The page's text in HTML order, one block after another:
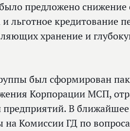
предложено
льготное кредитование
хранение и
был сформирован
Корпорации МСП,
предприятий. В
на Комиссии ГД по